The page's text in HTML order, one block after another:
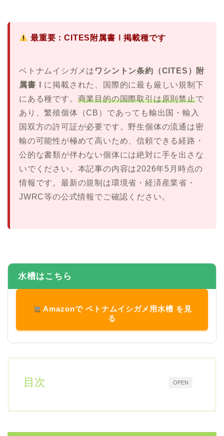
最重要：CITES附属書Ⅰ掲載種です
ベトナムイシガメは ワシントン条約（CITES）附
属書Ⅰ に掲載された、国際的に最も厳しい規制下
にある種です。 商業目的の国際取引は原則禁止で
あり、繁殖個体（CB）であっても輸出国・輸入
国双方の許可証が必要です。野生個体の流通は密
輸の可能性が極めて高いため、信頼できる経路・
公的な書類が伴わない個体には絶対に手を出さな
いでください。本記事の内容は2026年5月時点の
情報です。最新の規制は環境省・経済産業省・
JWRC等の公式情報でご確認ください。
水槽はこちら
Amazonで ベトナムイシガメ用水槽 を見
る
OPEN
目次